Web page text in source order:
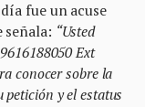
fue un acuse
señala: “Usted
Ext
conocer sobre la
petición y el estatus